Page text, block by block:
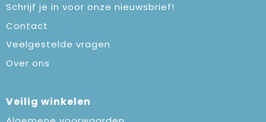
Schrijf je in voor onze nieuwsbrief!
Contact
Veelgestelde vragen
Over ons
Veilig winkelen